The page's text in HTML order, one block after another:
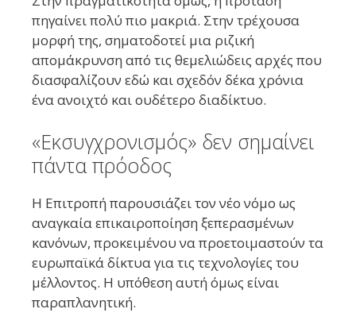
πηγαίνει πολύ πιο μακριά. Στην τρέχουσα
μορφή της, σηματοδοτεί μια ριζική
απομάκρυνση από τις θεμελιώδεις αρχές που
διασφαλίζουν εδώ και σχεδόν δέκα χρόνια
ένα ανοιχτό και ουδέτερο διαδίκτυο.
«Εκσυγχρονισμός» δεν σημαίνει
πάντα πρόοδος
Η Επιτροπή παρουσιάζει τον νέο νόμο ως
αναγκαία επικαιροποίηση ξεπερασμένων
κανόνων, προκειμένου να προετοιμαστούν τα
ευρωπαϊκά δίκτυα για τις τεχνολογίες του
μέλλοντος. Η υπόθεση αυτή όμως είναι
παραπλανητική.